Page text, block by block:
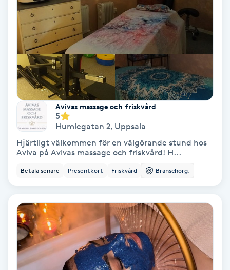
Herrklippning
HIFU
Hollywood Peel
Hot Stone Massage
Hudvård
Hyaluronsyra
Avivas massage och friskvård
5
Humlegatan 2, Uppsala
Hjärtligt välkommen för en välgörande stund hos
Aviva på Avivas massage och friskvård! H...
Betala senare Presentkort Friskvård Branschorg.